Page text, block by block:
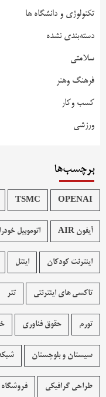
تکنولوژی و دانشگاه ها
دسته‌بندی نشده
سلامتی
فرهنگ وهنر
کسب وکار
ورزشی
برچسب‌ها
OPENAI
TSMC
آیفون AIR اتوموبیل
اینترنت کودکان اینتل
تاکسی های اینترنتی تتر
تورم حقوق فناوری
سیستان و بلوچستان
طراحی گرافیکی